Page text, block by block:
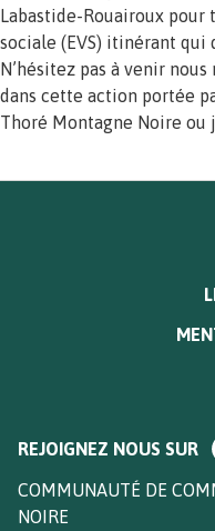
Labastide-Rouairoux pour
sociale (EVS) itinérant qui
N’hésitez pas à venir
dans cette action portée
Thoré Montagne Noire ou
de
bloc
Texte
footer
COMMUNAUTÉ DE
NOIRE
REJOIGNEZ NOUS SUR